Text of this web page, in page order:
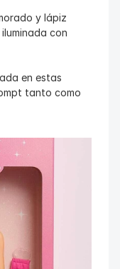
y lápiz
con
en estas
tanto como